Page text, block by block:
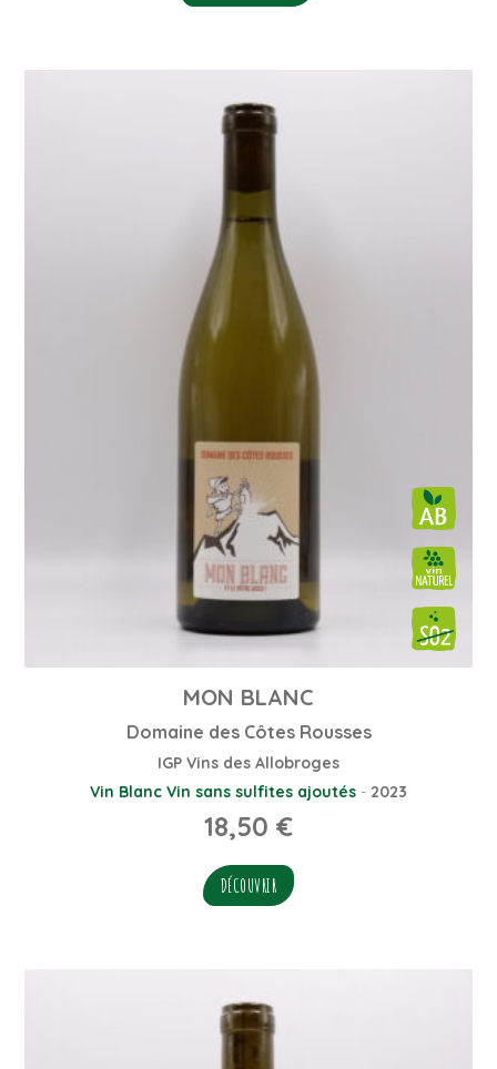
MON BLANC
Domaine des Côtes Rousses
IGP Vins des Allobroges
Vin Blanc Vin sans sulfites ajoutés - 2023
18,50 €
DÉCOUVRIR